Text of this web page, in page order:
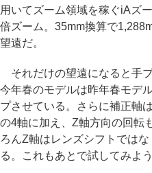
用いてズーム領域を稼ぐiAズ
倍ズーム。35mm換算で
望遠だ。
それだけの望遠になると手
今年春のモデルは昨年春モデ
プさせている。さらに補正軸
の4軸に加え、Z軸方向の回転
ろんZ軸はレンズシフトでは
る。これもあとで試してみよう